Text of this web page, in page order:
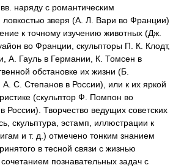
наряду с романтическим
зверя (А. Л. Вари во Франции)
к точному изучению животных (Дж.
во Франции, скульпторы П. К. Клодт,
А. Гауль в Германии, К. Томсен в
обстановке их жизни (Б.
С. Степанов в России), или к их яркой
(скульптор Ф. Помпон во
Творчество ведущих советских
скульптура, эстамп, иллюстрации к
и т. д.) отмечено тонким знанием
в тесной связи с жизнью
познавательных задач с